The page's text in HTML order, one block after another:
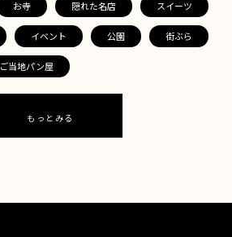
お寺 隠れた名店 スイーツ
イベント 公園 街ぶら
ご当地パン屋
もっとみる